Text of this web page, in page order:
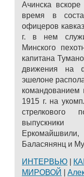
Ачинска
время в
офицеров
г. в нем
Минского
капитана
движения на
эшелоне
командованием
1915 г. на
стрелкового
Еркомайшвили,
Баласянянц и
ИНТЕРВЬЮ
МИРОВОЙ